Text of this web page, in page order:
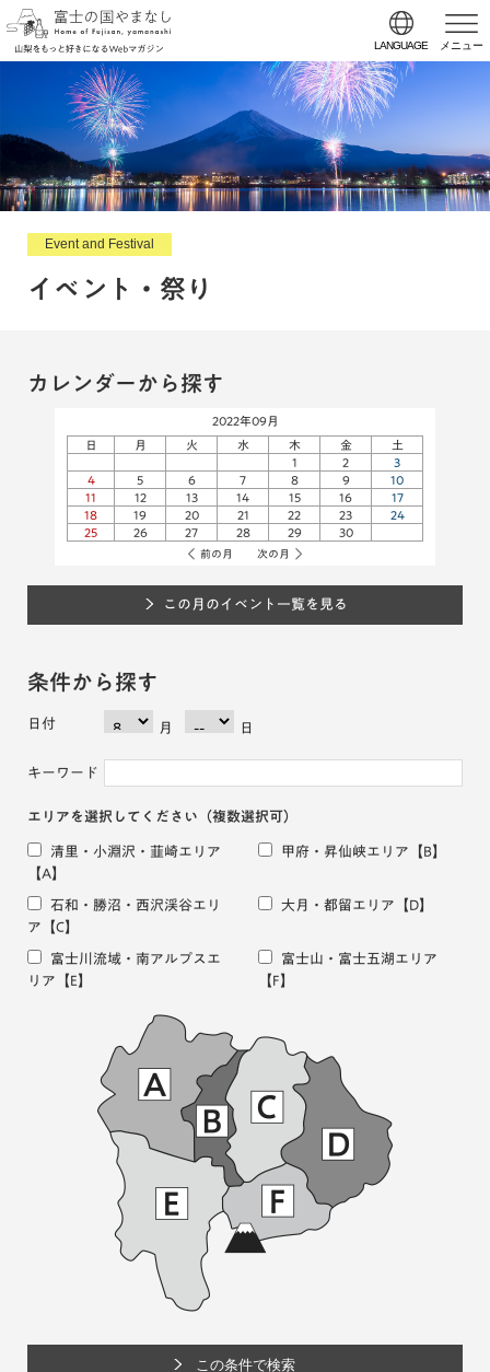
LANGUAGE メニュー
Event and Festival
イベント・祭り
カレンダーから探す
2022年09月
日
月 火 水 木 金
土
1
2
3
4
5 6 7 8 9
10
11
12 13 14 15 16
17
18
19 20 21 22 23
24
25
26 27 28 29 30
前の月 次の月
この月のイベント一覧を見る
条件から探す
日付 月 日
キーワード
エリアを選択してください （複数選択可）
清里・小淵沢・韮崎エリア
【A】
甲府・昇仙峡エリア 【B】
石和・勝沼・西沢渓谷エリ
ア 【C】
大月・都留エリア 【D】
富士川流域・南アルプスエ
リア 【E】
富士山・富士五湖エリア
【F】